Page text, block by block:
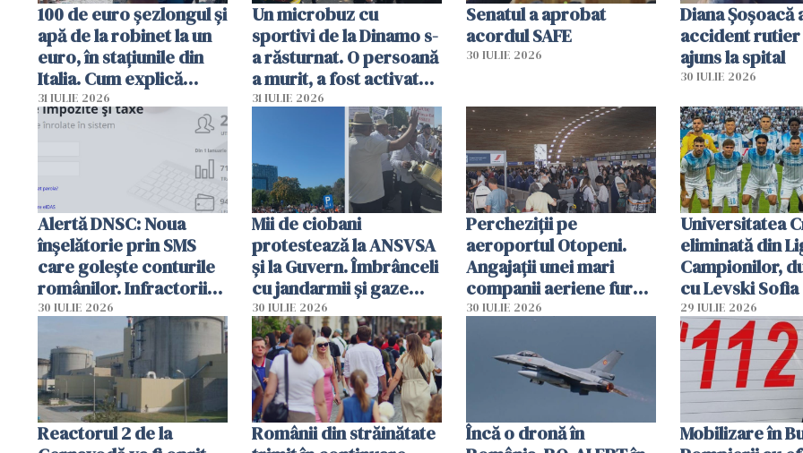
100 de euro șezlongul și
apă de la robinet la un
euro, în stațiunile din
Italia. Cum explică
autoritățile
31 IULIE 2026
Un microbuz cu
sportivi de la Dinamo s-
a răsturnat. O persoană
a murit, a fost activat
planul roșu de
31 IULIE 2026
Senatul a aprobat
acordul SAFE
30 IULIE 2026
Diana Șoșoacă
accident rutier
ajuns la spital
30 IULIE 2026
Alertă DNSC: Noua
înșelătorie prin SMS
care golește conturile
românilor. Infractorii
folosesc numele
Ghișeul.ro și al Poliției
Române
30 IULIE 2026
Mii de ciobani
protestează la ANSVSA
și la Guvern. Îmbrânceli
cu jandarmii și gaze
lacrimogene
30 IULIE 2026
Percheziții pe
aeroportul Otopeni.
Angajații unei mari
companii aeriene furau
parfumuri, ceasuri și
vânzării
30 IULIE 2026
Universitatea
eliminată din
Campionilor,
cu Levski Sofia
29 IULIE 2026
Reactorul 2 de la
Românii din străinătate
Încă o dronă în
Mobilizare în